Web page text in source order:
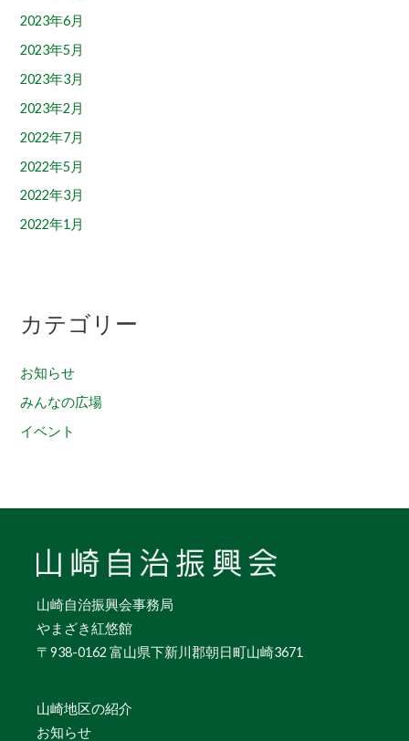
2023年6月
2023年5月
2023年3月
2023年2月
2022年7月
2022年5月
2022年3月
2022年1月
カテゴリー
お知らせ
みんなの広場
イベント
山崎自治振興会事務局
やまざき紅悠館
〒938-0162 富山県下新川郡朝日町山崎3671
山崎地区の紹介
お知らせ